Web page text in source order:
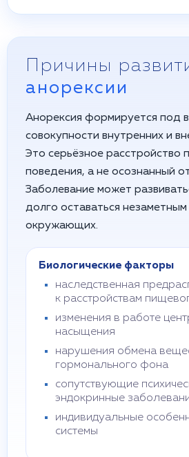
Причины
анорексии
Анорексия формируется под
совокупности внутренних и
Это серьёзное расстройство
поведения, а не осознанный
Заболевание может
долго оставаться незаметным
окружающих.
Биологические факторы
наследственная
к расстройствам
изменения в работе
насыщения
нарушения обмена
гормонального фона
сопутствующие
эндокринные
индивидуальные
системы